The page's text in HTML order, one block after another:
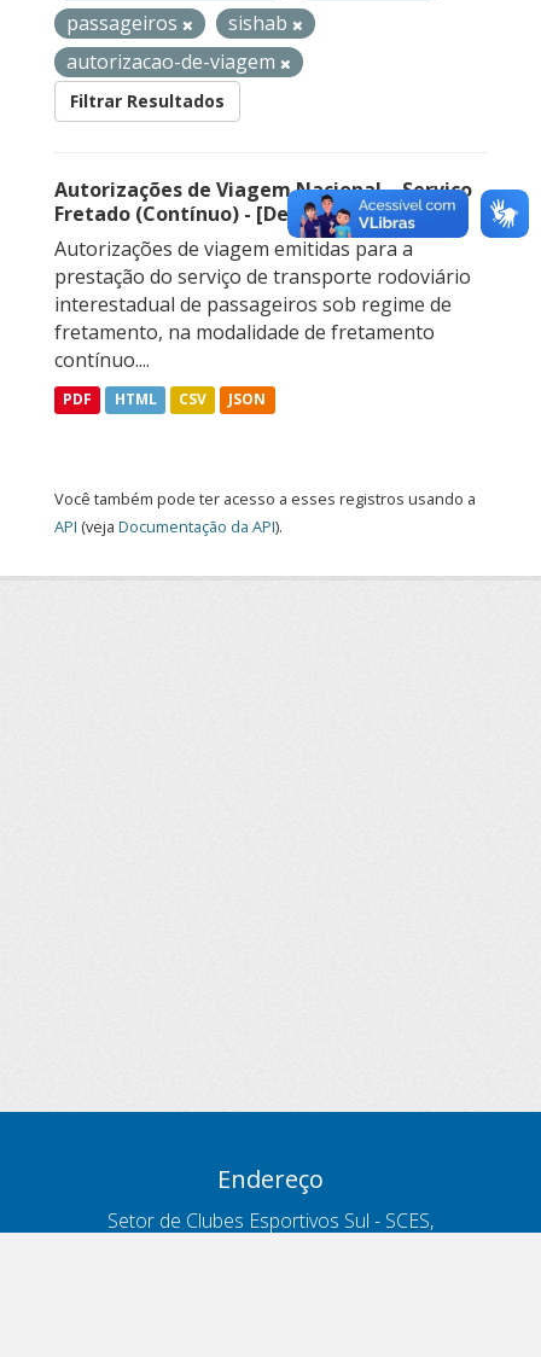
passageiros
sishab
autorizacao-de-viagem
Filtrar Resultados
Autorizações de Viagem Nacional – Serviço
Fretado (Contínuo) - [Descontinuado]
Autorizações de viagem emitidas para a
prestação do serviço de transporte rodoviário
interestadual de passageiros sob regime de
fretamento, na modalidade de fretamento
contínuo....
PDF HTML CSV JSON
Você também pode ter acesso a esses registros usando a
API (veja Documentação da API).
Endereço
Setor de Clubes Esportivos Sul - SCES,